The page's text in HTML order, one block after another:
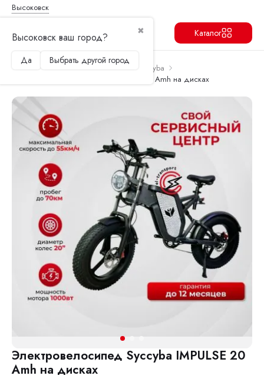
Высоковск
✖
Высоковск ваш город?
Да Выбрать другой город
Каталог
Главная Электровелосипеды
Syccyba
Электровелосипед Syccyba IMPULSE 20 Amh на дисках
Электровелосипед Syccyba IMPULSE 20
Amh на дисках
Продолжить Перейти в корзину